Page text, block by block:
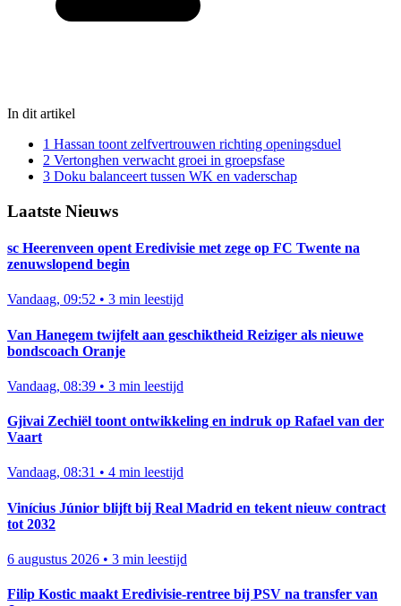
In dit artikel
1 Hassan toont zelfvertrouwen richting openingsduel
2 Vertonghen verwacht groei in groepsfase
3 Doku balanceert tussen WK en vaderschap
Laatste Nieuws
sc Heerenveen opent Eredivisie met zege op FC Twente na
zenuwslopend begin
Vandaag, 09:52 • 3 min leestijd
Van Hanegem twijfelt aan geschiktheid Reiziger als nieuwe
bondscoach Oranje
Vandaag, 08:39 • 3 min leestijd
Gjivai Zechiël toont ontwikkeling en indruk op Rafael van der
Vaart
Vandaag, 08:31 • 4 min leestijd
Vinícius Júnior blijft bij Real Madrid en tekent nieuw contract
tot 2032
6 augustus 2026 • 3 min leestijd
Filip Kostic maakt Eredivisie-rentree bij PSV na transfer van